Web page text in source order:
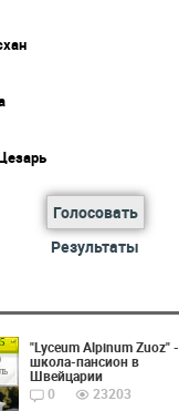
Голосовать
Результаты
"Lyceum Alpinum Zuoz" -
школа-пансион в
Швейцарии
0
23203